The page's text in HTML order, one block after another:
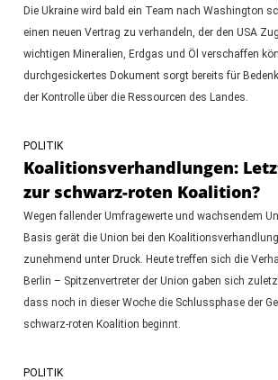
Die Ukraine wird bald ein Team nach Washington
einen neuen Vertrag zu verhandeln, der den USA
wichtigen Mineralien, Erdgas und Öl verschaffen
durchgesickertes Dokument sorgt bereits für
der Kontrolle über die Ressourcen des Landes.
POLITIK
Koalitionsverhandlungen:
zur schwarz-roten Koalition?
Wegen fallender Umfragewerte und wachsendem
Basis gerät die Union bei den
zunehmend unter Druck. Heute treffen sich die
Berlin – Spitzenvertreter der Union gaben sich
dass noch in dieser Woche die Schlussphase der
schwarz-roten Koalition beginnt.
POLITIK